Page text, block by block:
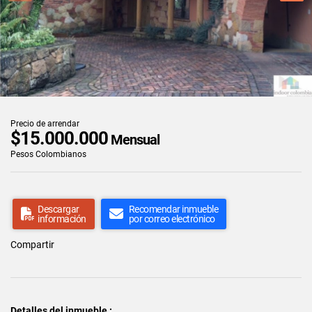
Precio de arrendar
$15.000.000 Mensual
Pesos Colombianos
Descargar
información
Recomendar inmueble
por correo electrónico
Compartir